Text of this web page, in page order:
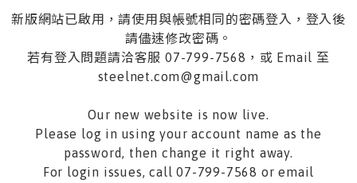
新版網站已啟用，請使用與帳號相同的密碼登入，登入後
請儘速修改密碼。
若有登入問題請洽客服 07-799-7568，或 Email 至
steelnet.com@gmail.com
Our new website is now live.
Please log in using your account name as the
password, then change it right away.
For login issues, call 07-799-7568 or email